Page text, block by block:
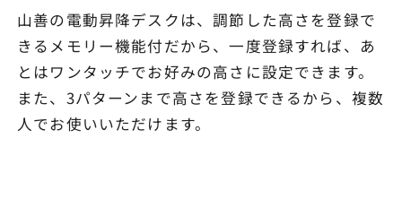
山善の電動昇降デスクは、調節した高さを登録で
きるメモリー機能付だから、一度登録すれば、あ
とはワンタッチでお好みの高さに設定できます。
また、3パターンまで高さを登録できるから、複数
人でお使いいただけます。